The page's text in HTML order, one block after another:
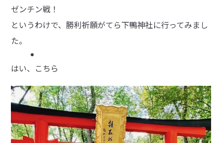
ゼンチン戦！
というわけで、勝利祈願がてら下鴨神社に行ってみまし
た。
はい、こちら